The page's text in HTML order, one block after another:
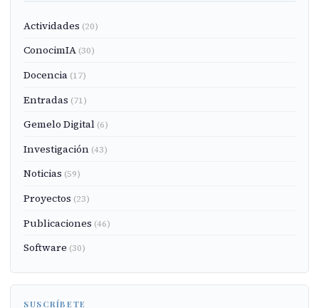
Actividades (20)
ConocimIA (30)
Docencia (17)
Entradas (71)
Gemelo Digital (6)
Investigación (43)
Noticias (59)
Proyectos (23)
Publicaciones (46)
Software (30)
SUSCRÍBETE